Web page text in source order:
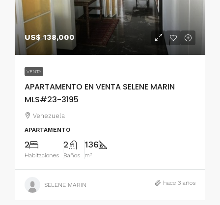
US$ 138,000
VENTA
APARTAMENTO EN VENTA SELENE MARIN
MLS#23-3195
Venezuela
APARTAMENTO
2
Habitaciones
2
Baños
136
m²
SELENE MARIN hace 3 años